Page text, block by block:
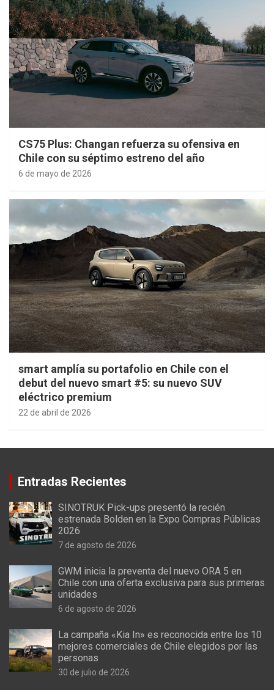
CS75 Plus: Changan refuerza su ofensiva en
Chile con su séptimo estreno del año
6 de mayo de 2026
smart amplía su portafolio en Chile con el
debut del nuevo smart #5: su nuevo SUV
eléctrico premium
22 de abril de 2026
Entradas Recientes
SINOTRUK Pick-ups presentó la recién
estrenada Bolden en la Expo Compras Públicas
2026
7 de agosto de 2026
GWM inicia la preventa del nuevo ORA 5 en
Chile con una oferta exclusiva para sus primeras
unidades
6 de agosto de 2026
La campaña «Kia In» es reconocida entre los 10
mejores comerciales de Chile elegidos por las
personas
30 de julio de 2026